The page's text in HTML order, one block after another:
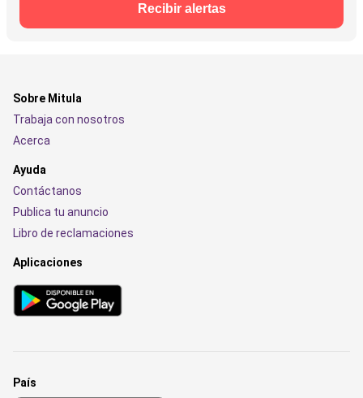
Recibir alertas
Sobre Mitula
Trabaja con nosotros
Acerca
Ayuda
Contáctanos
Publica tu anuncio
Libro de reclamaciones
Aplicaciones
País